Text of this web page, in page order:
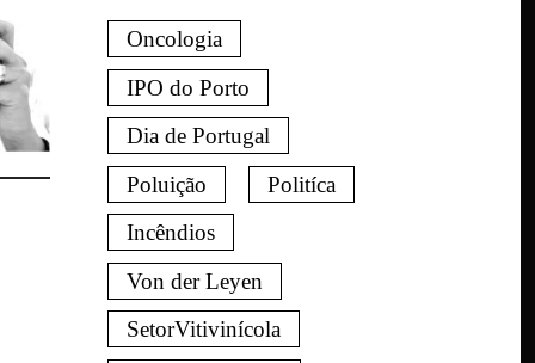
Oncologia
IPO do Porto
Dia de Portugal
Poluição
Politíca
Incêndios
Von der Leyen
SetorVitivinícola